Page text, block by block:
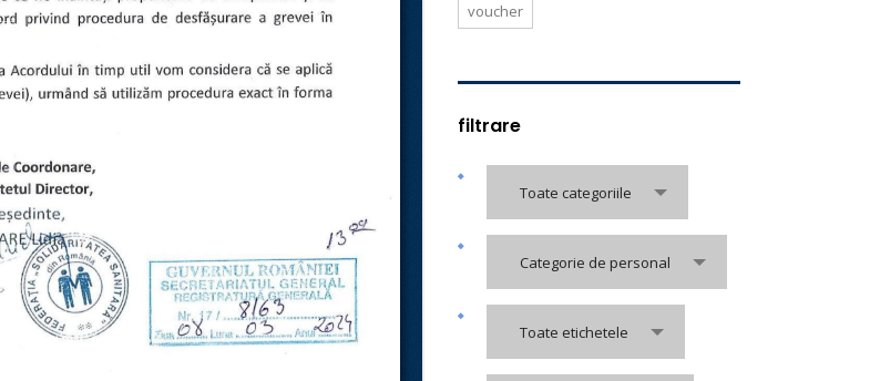
voucher
filtrare
Toate categoriile
Categorie de personal
Toate etichetele